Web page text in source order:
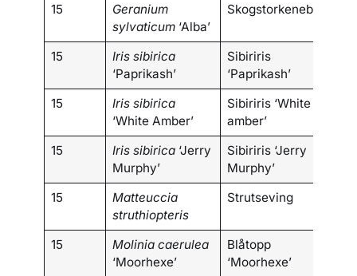
15
Geranium
sylvaticum ‘Alba’
Skogstorkenebb
15
Iris sibirica
‘Paprikash’
Sibiriris
‘Paprikash’
15
Iris sibirica
‘White Amber’
Sibiriris ‘White
amber’
15
Iris sibirica ‘Jerry
Murphy’
Sibiriris ‘Jerry
Murphy’
15
Matteuccia
struthiopteris
Strutseving
15
Molinia caerulea
‘Moorhexe’
Blåtopp
‘Moorhexe’